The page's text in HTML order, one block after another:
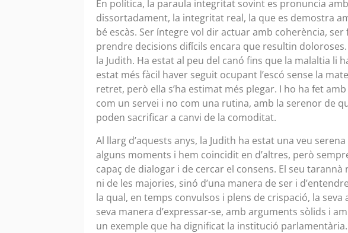
En política, la paraula integritat sovint es pronuncia
dissortadament, la integritat real, la que es demostra
bé escàs. Ser íntegre vol dir actuar amb coherència,
prendre decisions difícils encara que resultin
la Judith. Ha estat al peu del canó fins que la malaltia li
estat més fàcil haver seguit ocupant l’escó sense la
retret, però ella s’ha estimat més plegar. I ho ha fet
com un servei i no com una rutina, amb la serenor de
poden sacrificar a canvi de la comoditat.
Al llarg d’aquests anys, la Judith ha estat una veu
alguns moments i hem coincidit en d’altres, però
capaç de dialogar i de cercar el consens. El seu
ni de les majories, sinó d’una manera de ser i
la qual, en temps convulsos i plens de crispació, la seva
seva manera d’expressar-se, amb arguments sòlids i
un exemple que ha dignificat la institució parlamentària.